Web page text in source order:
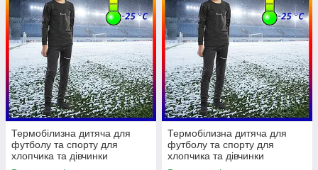
Термобілизна дитяча для
футболу та спорту для
хлопчика та дівчинки
Columbia 128см, чорне
Термобілизна дитяча для
футболу та спорту для
хлопчика та дівчинки
Columbia 140см, чорне